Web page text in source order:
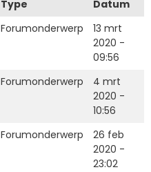
Type
Datum
Forumonderwerp
13 mrt
2020 -
09:56
Forumonderwerp
4 mrt
2020 -
10:56
Forumonderwerp
26 feb
2020 -
23:02